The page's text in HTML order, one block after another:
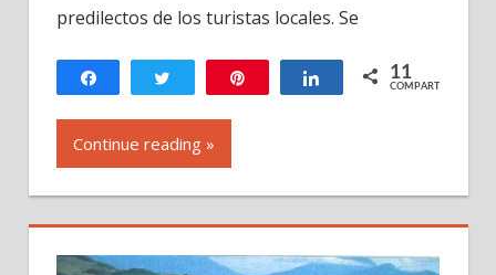
Democracia
Guatemala
predilectos de los turistas locales. Se
Compartir Twittear Compartir
11
COMPARTIR
Continue reading »